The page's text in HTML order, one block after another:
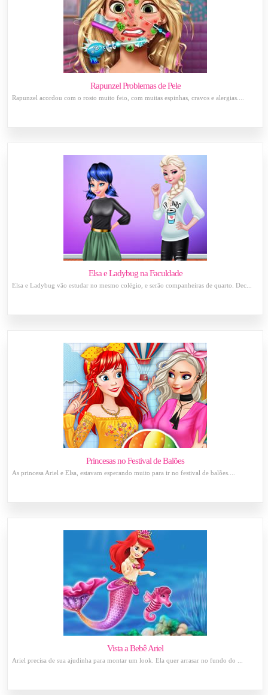
Rapunzel Problemas de Pele
Rapunzel acordou com o rosto muito feio, com muitas espinhas, cravos e alergias....
Elsa e Ladybug na Faculdade
Elsa e Ladybug vão estudar no mesmo colégio, e serão companheiras de quarto. Dec...
Princesas no Festival de Balões
As princesa Ariel e Elsa, estavam esperando muito para ir no festival de balões....
Vista a Bebê Ariel
Ariel precisa de sua ajudinha para montar um look. Ela quer arrasar no fundo do ...